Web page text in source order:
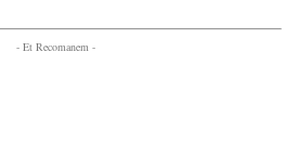
- Et Recomanem -